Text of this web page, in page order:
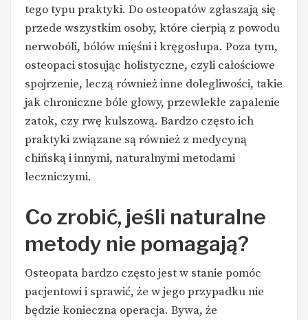
tego typu praktyki. Do osteopatów zgłaszają się
przede wszystkim osoby, które cierpią z powodu
nerwobóli, bólów mięśni i kręgosłupa. Poza tym,
osteopaci stosując holistyczne, czyli całościowe
spojrzenie, leczą również inne dolegliwości, takie
jak chroniczne bóle głowy, przewlekłe zapalenie
zatok, czy rwę kulszową. Bardzo często ich
praktyki związane są również z medycyną
chińską i innymi, naturalnymi metodami
leczniczymi.
Co zrobić, jeśli naturalne
metody nie pomagają?
Osteopata bardzo często jest w stanie pomóc
pacjentowi i sprawić, że w jego przypadku nie
będzie konieczna operacja. Bywa, że